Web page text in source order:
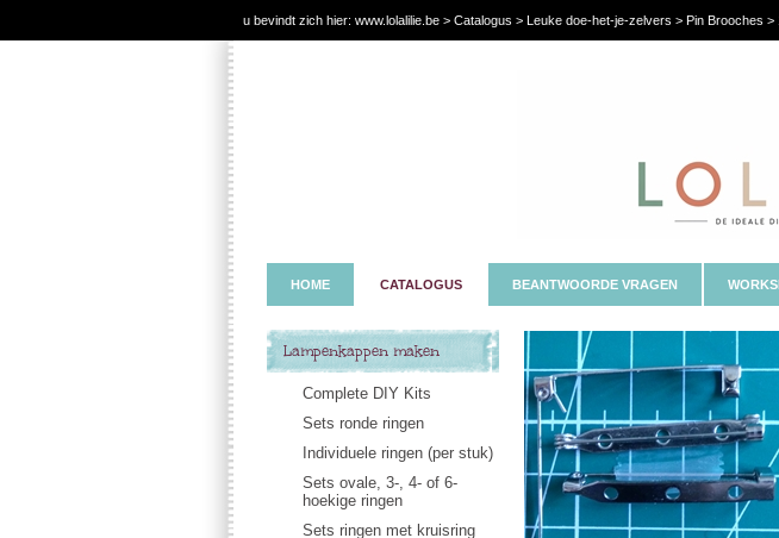
u bevindt zich hier: www.lolalilie.be > Catalogus > Leuke doe-het-je-zelvers > Pin Brooches
HOME CATALOGUS BEANTWOORDE VRAGEN
Lampenkappen maken
Complete DIY Kits
Sets ronde ringen
Individuele ringen (per stuk)
Sets ovale, 3-, 4- of 6-
hoekige ringen
Sets ringen met kruisring